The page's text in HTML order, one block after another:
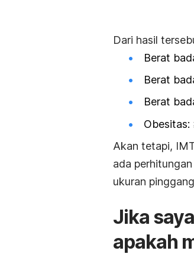
Dari hasil
Berat
Berat
Berat
Obesitas:
Akan tetapi,
ada
ukuran
Jika
apakah